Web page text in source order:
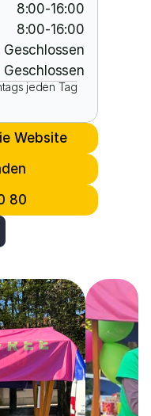
8:00-16:00
8:00-16:00
Geschlossen
Geschlossen
jeden Tag
Website
80